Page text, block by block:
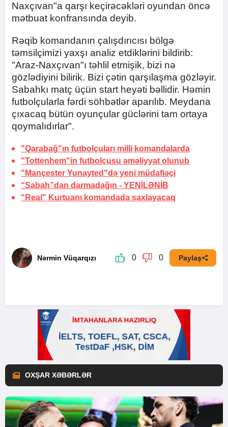
Naxçıvan"a qarşı keçirəcəkləri oyundan öncə
mətbuat konfransında deyib.
Rəqib komandanın çalışdırıcısı bölgə
təmsilçimizi yaxşı analiz etdiklərini bildirib:
"Araz-Naxçıvan"ı təhlil etmişik, bizi nə
gözlədiyini bilirik. Bizi çətin qarşılaşma gözləyir.
Sabahkı matç üçün start heyəti bəllidir. Həmin
futbolçularla fərdi söhbətlər aparılıb. Meydana
çıxacaq bütün oyunçular güclərini tam ortaya
qoymalıdırlar".
"Qarabağ"ın futbolçuları milli komandalarda
"Tottenhem"in futbolçusu əməliyyat olunub
"Mançester Yunayted"də yeni müdafiəçi
“Sabah”dan darmadağın - YENİLƏNİB
"Real" Kurtuanı komandada saxlayacaq
Nərmin Vüqarqızı 0 0 Paylaş
OXŞAR XƏBƏRLƏR